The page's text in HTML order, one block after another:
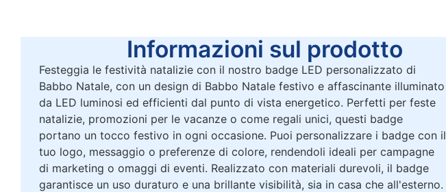
Informazioni sul prodotto
Festeggia le festività natalizie con il nostro badge LED personalizzato di
Babbo Natale, con un design di Babbo Natale festivo e affascinante illuminato
da LED luminosi ed efficienti dal punto di vista energetico. Perfetti per feste
natalizie, promozioni per le vacanze o come regali unici, questi badge
portano un tocco festivo in ogni occasione. Puoi personalizzare i badge con il
tuo logo, messaggio o preferenze di colore, rendendoli ideali per campagne
di marketing o omaggi di eventi. Realizzato con materiali durevoli, il badge
garantisce un uso duraturo e una brillante visibilità, sia in casa che all'esterno.